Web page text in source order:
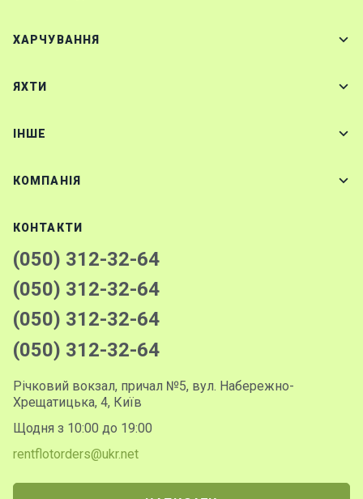
ХАРЧУВАННЯ
ЯХТИ
IНШЕ
КОМПАНІЯ
КОНТАКТИ
(050) 312-32-64
(050) 312-32-64
(050) 312-32-64
(050) 312-32-64
Річковий вокзал, причал №5, вул. Набережно-
Хрещатицька, 4, Київ
Щодня з 10:00 до 19:00
rentflotorders@ukr.net